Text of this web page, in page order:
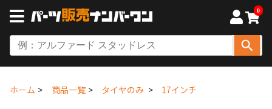
0
ホーム 商品一覧 タイヤのみ 17インチ